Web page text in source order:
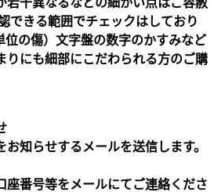
できる範囲でチェックはしており
位の傷）文字盤の数字のかすみなど
りにも細部にこだわられる方のご購
知らせするメールを送信します。
座番号等をメールにてご連絡くださ